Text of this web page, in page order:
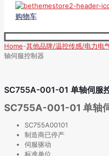
购物车
Home-其他品牌/温控传感/电力电
轴伺服控制器
SC755A-001-01 单轴伺服
SC755A-001-01 单轴
SC755A00101
制造商已停产
伺服驱动
标准单位